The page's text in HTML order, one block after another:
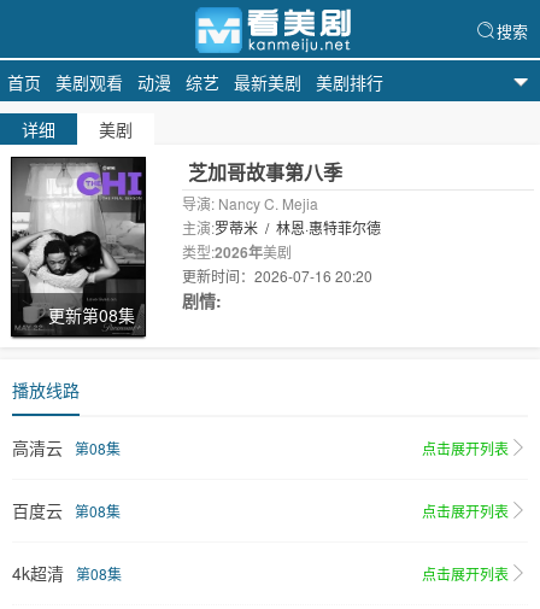
首页 美剧观看 动漫 综艺 最新美剧 美剧排行
搜索
详细 美剧
更新第08集
芝加哥故事第八季
导演: Nancy C. Mejia
主演:罗蒂米 / 林恩·惠特菲尔德
类型:2026年美剧
更新时间：2026-07-16 20:20
剧情:
播放线路
高清云 第08集 点击展开列表
百度云 第08集 点击展开列表
4k超清 第08集 点击展开列表